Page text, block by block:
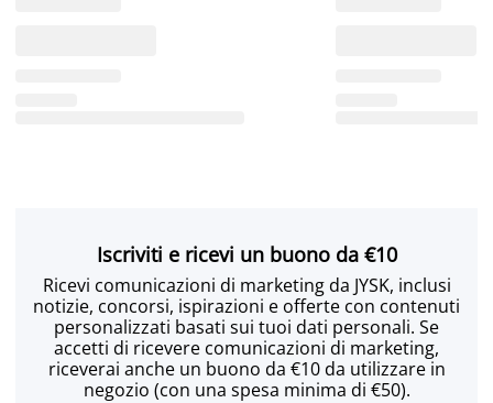
Iscriviti e ricevi un buono da €10
Ricevi comunicazioni di marketing da JYSK, inclusi
notizie, concorsi, ispirazioni e offerte con contenuti
personalizzati basati sui tuoi dati personali. Se
accetti di ricevere comunicazioni di marketing,
riceverai anche un buono da €10 da utilizzare in
negozio (con una spesa minima di €50).